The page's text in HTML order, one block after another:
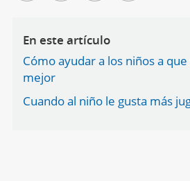
En este artículo
Cómo ayudar a los niños a
mejor
Cuando al niño le gusta más